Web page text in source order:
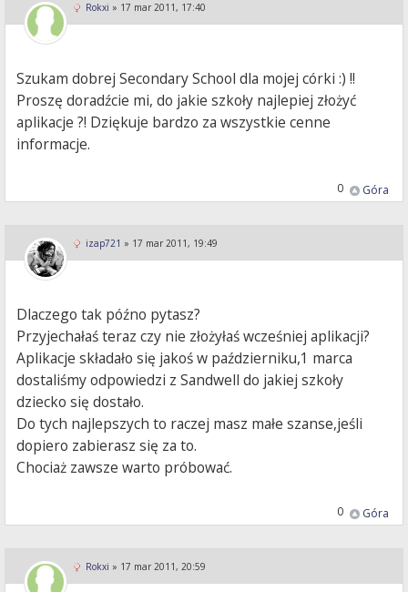
Rokxi » 17 mar 2011, 17:40
Szukam dobrej Secondary School dla mojej córki :) !!
Proszę doradźcie mi, do jakie szkoły najlepiej złożyć
aplikacje ?! Dziękuje bardzo za wszystkie cenne
informacje.
Góra
0
izap721 » 17 mar 2011, 19:49
Dlaczego tak późno pytasz?
Przyjechałaś teraz czy nie złożyłaś wcześniej aplikacji?
Aplikacje składało się jakoś w październiku,1 marca
dostaliśmy odpowiedzi z Sandwell do jakiej szkoły
dziecko się dostało.
Do tych najlepszych to raczej masz małe szanse,jeśli
dopiero zabierasz się za to.
Chociaż zawsze warto próbować.
Góra
0
Rokxi » 17 mar 2011, 20:59